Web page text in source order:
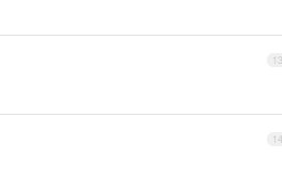
13
14